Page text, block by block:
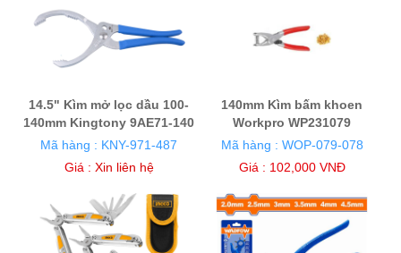
14.5" Kìm mở lọc dầu 100-
140mm Kingtony 9AE71-140
Mã hàng : KNY-971-487
Giá : Xin liên hệ
140mm Kìm bấm khoen
Workpro WP231079
Mã hàng : WOP-079-078
Giá : 102,000 VNĐ